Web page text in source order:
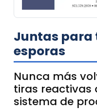
Juntas para
esporas
Nunca más
tiras reactivas
sistema de